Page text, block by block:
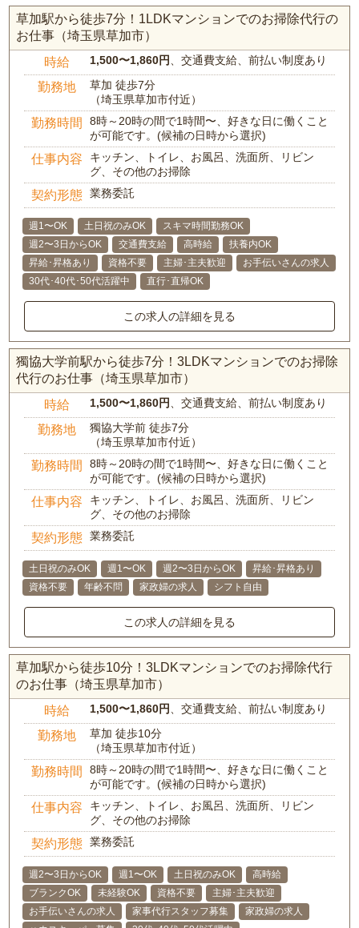
草加駅から徒歩7分！1LDKマンションでのお掃除代行の
お仕事（埼玉県草加市）
時給 1,500〜1,860円 、交通費支給、前払い制度あり
勤務地
草加 徒歩7分
（埼玉県草加市付近）
勤務時間
8時～20時の間で1時間〜、好きな日に働くこと
が可能です。(候補の日時から選択)
仕事内容
キッチン、トイレ、お風呂、洗面所、リビン
グ、その他のお掃除
契約形態 業務委託
週1〜OK 土日祝のみOK
スキマ時間勤務OK
週2〜3日からOK
交通費支給 高時給
扶養内OK
昇給･昇格あり
資格不要 主婦･主夫歓迎
お手伝いさんの求人
30代･40代･50代活躍中
直行･直帰OK
この求人の詳細を見る
獨協大学前駅から徒歩7分！3LDKマンションでのお掃除
代行のお仕事（埼玉県草加市）
時給 1,500〜1,860円 、交通費支給、前払い制度あり
勤務地
獨協大学前 徒歩7分
（埼玉県草加市付近）
勤務時間
8時～20時の間で1時間〜、好きな日に働くこと
が可能です。(候補の日時から選択)
仕事内容
キッチン、トイレ、お風呂、洗面所、リビン
グ、その他のお掃除
契約形態 業務委託
土日祝のみOK 週1〜OK 週2〜3日からOK
昇給･昇格あり
資格不要
年齢不問 家政婦の求人 シフト自由
この求人の詳細を見る
草加駅から徒歩10分！3LDKマンションでのお掃除代行
のお仕事（埼玉県草加市）
時給 1,500〜1,860円 、交通費支給、前払い制度あり
勤務地
草加 徒歩10分
（埼玉県草加市付近）
勤務時間
8時～20時の間で1時間〜、好きな日に働くこと
が可能です。(候補の日時から選択)
仕事内容
キッチン、トイレ、お風呂、洗面所、リビン
グ、その他のお掃除
契約形態 業務委託
週2〜3日からOK 週1〜OK 土日祝のみOK
高時給
ブランクOK
未経験OK 資格不要
主婦･主夫歓迎
お手伝いさんの求人
家事代行スタッフ募集
家政婦の求人